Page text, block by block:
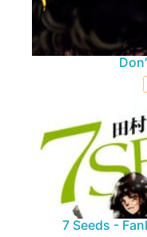
7 Seeds -